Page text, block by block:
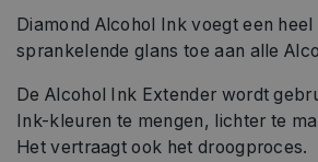
Diamond Alcohol Ink voegt een
sprankelende glans toe aan alle
De Alcohol Ink Extender wordt
Ink-kleuren te mengen, lichter te
Het vertraagt ​​ook het droogproces.